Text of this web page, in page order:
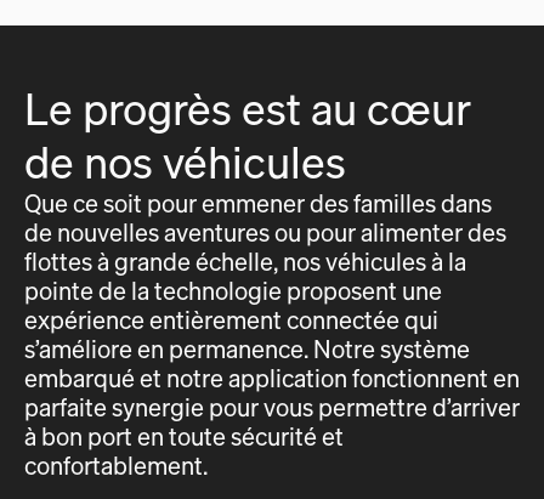
Le progrès est au cœur
de nos véhicules
Que ce soit pour emmener des familles dans
de nouvelles aventures ou pour alimenter des
flottes à grande échelle, nos véhicules à la
pointe de la technologie proposent une
expérience entièrement connectée qui
s’améliore en permanence. Notre système
embarqué et notre application fonctionnent en
parfaite synergie pour vous permettre d’arriver
à bon port en toute sécurité et
confortablement.